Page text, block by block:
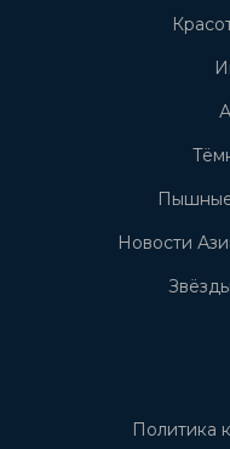
Новости
Политика